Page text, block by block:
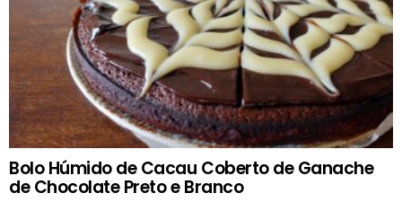
Bolo Húmido de Cacau Coberto de Ganache
de Chocolate Preto e Branco